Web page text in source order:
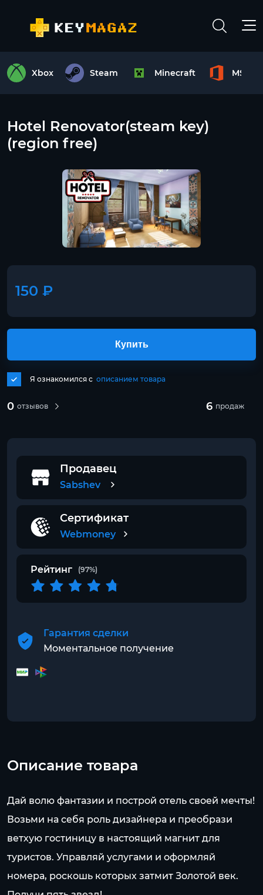
Xbox Steam Minecraft MS
Hotel Renovator(steam key)
(region free)
150 ₽
0 отзывов 6 продаж
Я ознакомился с описанием товара
Купить
Продавец
Sabshev
Сертификат
Webmoney
Рейтинг (97%)
Гарантия сделки
Моментальное получение
Описание товара
Дай волю фантазии и построй отель своей мечты!
Возьми на себя роль дизайнера и преобрази
ветхую гостиницу в настоящий магнит для
туристов. Управляй услугами и оформляй
номера, роскошь которых затмит Золотой век.